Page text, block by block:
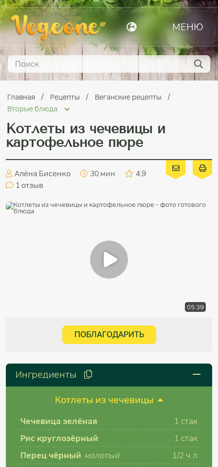
МЕНЮ
Главная Рецепты
Веганские рецепты
Вторые блюда
Котлеты из чечевицы и
картофельное пюре
Алёна Бисенко 30 мин
4.9
1 отзыв
05:39
ПОБЛАГОДАРИТЬ
Ингредиенты
Котлеты из чечевицы
Чечевица зелёная
1 стак
Рис круглозёрный
1 стак
Перец чёрный молотый
1/2 ч.л